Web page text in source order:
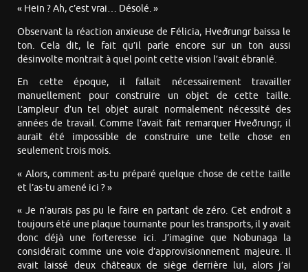
« Hein ? Ah, c’est vrai… Désolé. »
Observant la réaction anxieuse de Félicia, Hveðrungr baissa le
ton. Cela dit, le fait qu’il parle encore sur un ton aussi
désinvolte montrait à quel point cette vision l’avait ébranlé.
En cette époque, il fallait nécessairement travailler
manuellement pour construire un objet de cette taille.
L’ampleur d’un tel objet aurait normalement nécessité des
années de travail. Comme l’avait fait remarquer Hveðrungr, il
aurait été impossible de construire une telle chose en
seulement trois mois.
« Alors, comment as-tu préparé quelque chose de cette taille
et l’as-tu amené ici ? »
« Je n’aurais pas pu le faire en partant de zéro. Cet endroit a
toujours été une plaque tournante pour les transports, il y avait
donc déjà une forteresse ici. J’imagine que Nobunaga la
considérait comme une voie d’approvisionnement majeure. Il
avait laissé deux châteaux de siège derrière lui, alors j’ai